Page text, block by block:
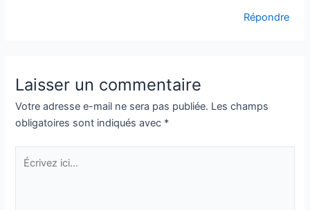
Répondre
Laisser un commentaire
Votre adresse e-mail ne sera pas publiée. Les champs
obligatoires sont indiqués avec *
Écrivez
ici…